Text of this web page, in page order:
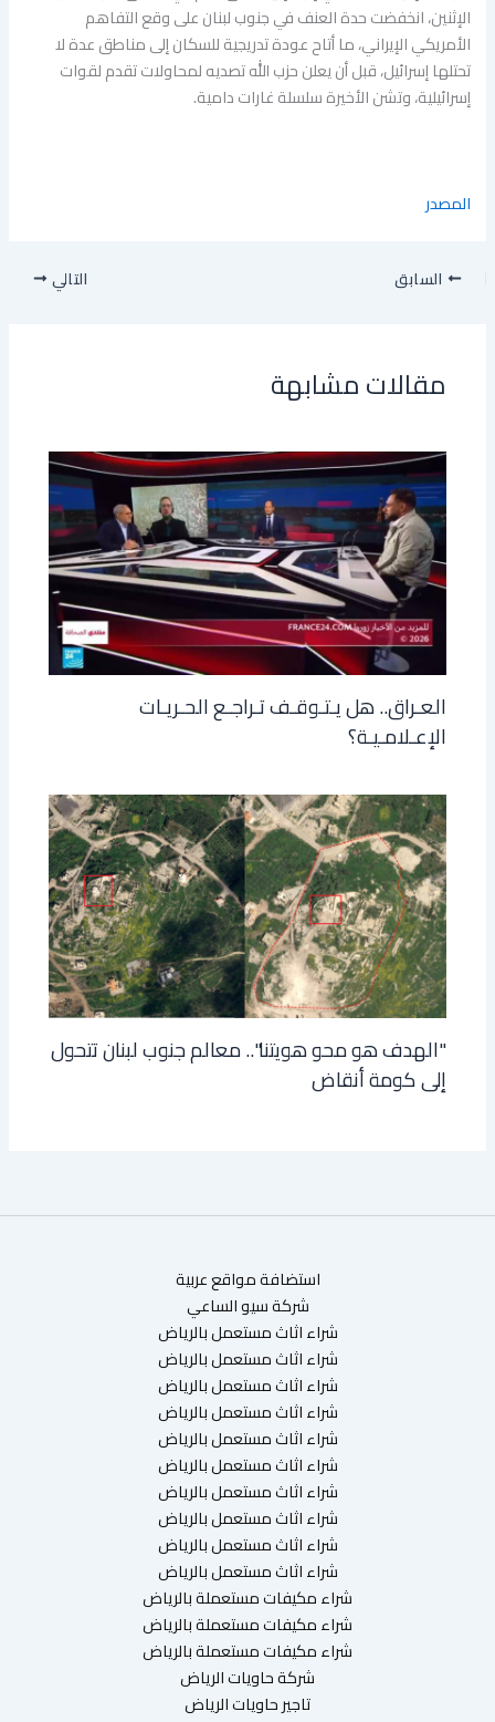
الإثنين، انخفضت حدة العنف في جنوب لبنان على وقع التفاهم
الأمريكي الإيراني، ما أتاح عودة تدريجية للسكان إلى مناطق عدة لا
تحتلها إسرائيل، قبل أن يعلن حزب الله تصديه لمحاولات تقدم لقوات
إسرائيلية، وتشن الأخيرة سلسلة غارات دامية.
المصدر
السابق التالي
مقالات مشابهة
العـراق.. هل يـتـوقـف تـراجـع الحـريـات
الإعـلامـيـة؟
"الهدف هو محو هويتنا".. معالم جنوب لبنان تتحول
إلى كومة أنقاض
استضافة مواقع عربية
شركة سيو الساعي
شراء اثاث مستعمل بالرياض
شراء اثاث مستعمل بالرياض
شراء اثاث مستعمل بالرياض
شراء اثاث مستعمل بالرياض
شراء اثاث مستعمل بالرياض
شراء اثاث مستعمل بالرياض
شراء اثاث مستعمل بالرياض
شراء اثاث مستعمل بالرياض
شراء اثاث مستعمل بالرياض
شراء اثاث مستعمل بالرياض
شراء مكيفات مستعملة بالرياض
شراء مكيفات مستعملة بالرياض
شراء مكيفات مستعملة بالرياض
شركة حاويات الرياض
تاجير حاويات الرياض